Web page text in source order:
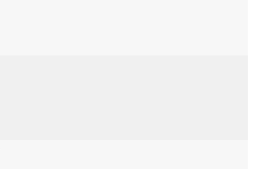
na dveře, dvířka, zásuvky